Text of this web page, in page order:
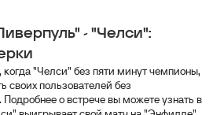
- "Челси":
"Челси" без пяти минут чемпионы,
своих пользователей без
о встрече вы можете узнать в